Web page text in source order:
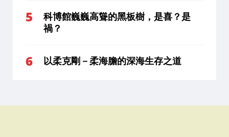
科博館巍巍高聳的黑板樹，是喜？是
禍？
以柔克剛－柔海膽的深海生存之道